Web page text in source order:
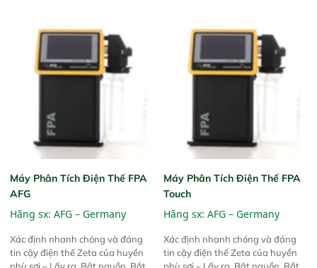
Máy Phân Tích Điện Thế FPA
AFG
Hãng sx: AFG – Germany
Xác định nhanh chóng và đáng
tin cậy điện thế Zeta của huyền
phù sợi – Lấy ra, Bật nguồn, Bắt
Máy Phân Tích Điện Thế FPA
Touch
Hãng sx: AFG – Germany
Xác định nhanh chóng và đáng
tin cậy điện thế Zeta của huyền
phù sợi – Lấy ra, Bật nguồn, Bắt